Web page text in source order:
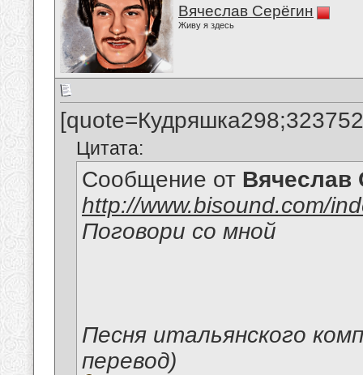
Вячеслав Серёгин
Живу я здесь
Цитата:
Сообщение от Вячеслав
http://www.bisound.com/
Поговори со мной
Песня итальянского
перевод)